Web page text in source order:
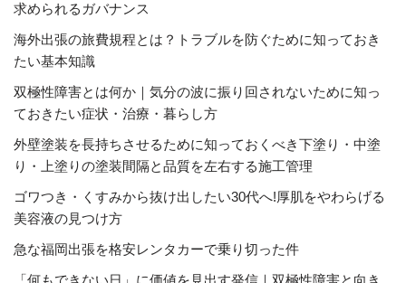
求められるガバナンス
海外出張の旅費規程とは？トラブルを防ぐために知っておき
たい基本知識
双極性障害とは何か｜気分の波に振り回されないために知っ
ておきたい症状・治療・暮らし方
外壁塗装を長持ちさせるために知っておくべき下塗り・中塗
り・上塗りの塗装間隔と品質を左右する施工管理
ゴワつき・くすみから抜け出したい30代へ!厚肌をやわらげる
美容液の見つけ方
急な福岡出張を格安レンタカーで乗り切った件
「何もできない日」に価値を見出す発信｜双極性障害と向き